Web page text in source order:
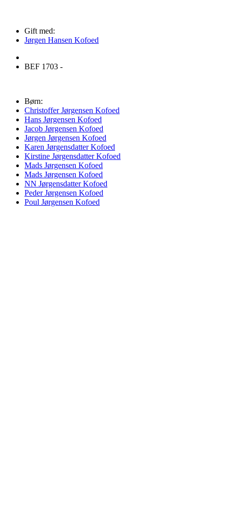
Gift med:
Jørgen Hansen Kofoed
BEF 1703 -
Børn:
Christoffer Jørgensen Kofoed
Hans Jørgensen Kofoed
Jacob Jørgensen Kofoed
Jørgen Jørgensen Kofoed
Karen Jørgensdatter Kofoed
Kirstine Jørgensdatter Kofoed
Mads Jørgensen Kofoed
Mads Jørgensen Kofoed
NN Jørgensdatter Kofoed
Peder Jørgensen Kofoed
Poul Jørgensen Kofoed